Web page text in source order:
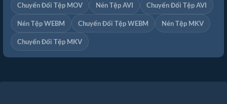
Chuyển Đổi Tệp MOV Nén Tệp AVI Chuyển Đổi Tệp AVI
Nén Tệp WEBM Chuyển Đổi Tệp WEBM Nén Tệp MKV
Chuyển Đổi Tệp MKV